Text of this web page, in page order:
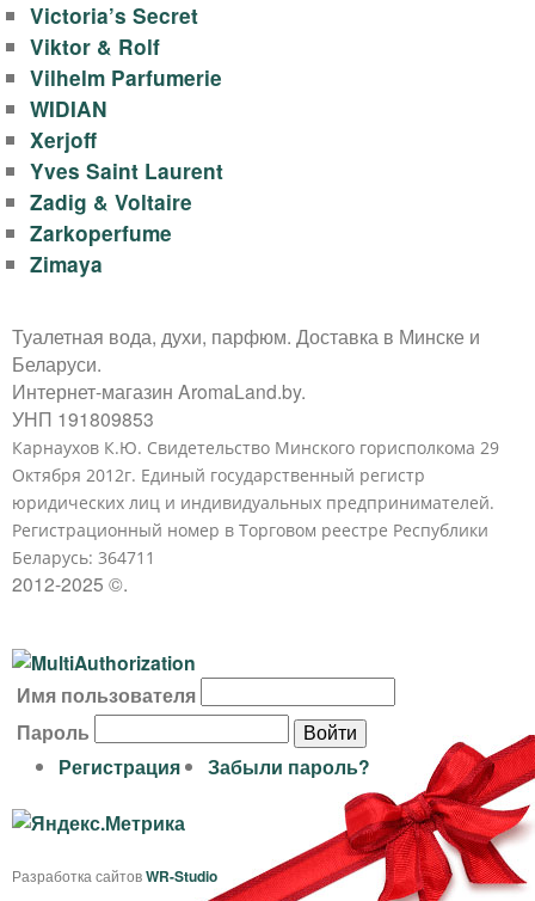
Victoria’s Secret
Viktor & Rolf
Vilhelm Parfumerie
WIDIAN
Xerjoff
Yves Saint Laurent
Zadig & Voltaire
Zarkoperfume
Zimaya
Туалетная вода, духи, парфюм. Доставка в Минске и
Беларуси.
Интернет-магазин AromaLand.by.
УНП 191809853
Карнаухов К.Ю. Свидетельство Минского горисполкома 29
Октября 2012г. Единый государственный регистр
юридических лиц и индивидуальных предпринимателей.
Регистрационный номер в Торговом реестре Республики
Беларусь: 364711
2012-2025 ©.
В
х
о
н
а
Имя пользователя
Пароль
Регистрация
Забыли пароль?
Разработка сайтовWR-Studio